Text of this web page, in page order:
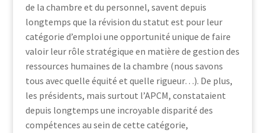
de la chambre et du personnel, savent depuis
longtemps que la révision du statut est pour leur
catégorie d’emploi une opportunité unique de faire
valoir leur rôle stratégique en matière de gestion des
ressources humaines de la chambre (nous savons
tous avec quelle équité et quelle rigueur…). De plus,
les présidents, mais surtout l’APCM, constataient
depuis longtemps une incroyable disparité des
compétences au sein de cette catégorie,